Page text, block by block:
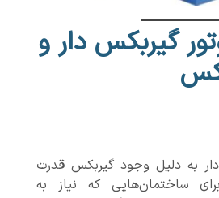
گیربکس دار و
به دلیل وجود گیربکس قدرت
ساختمان‌هایی که نیاز به